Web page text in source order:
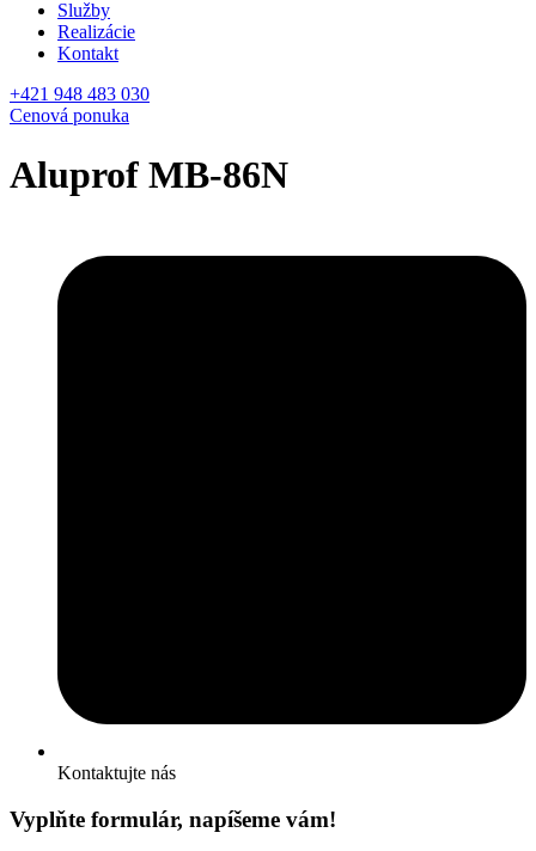
Služby
Realizácie
Kontakt
+421 948 483 030
Cenová ponuka
Aluprof MB-86N
Kontaktujte nás
Vyplňte formulár, napíšeme vám!